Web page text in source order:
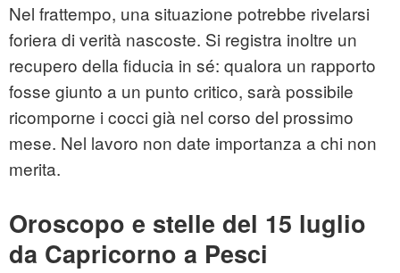
Nel frattempo, una situazione potrebbe rivelarsi
foriera di verità nascoste. Si registra inoltre un
recupero della fiducia in sé: qualora un rapporto
fosse giunto a un punto critico, sarà possibile
ricomporne i cocci già nel corso del prossimo
mese. Nel lavoro non date importanza a chi non
merita.
Oroscopo e stelle del 15 luglio
da Capricorno a Pesci